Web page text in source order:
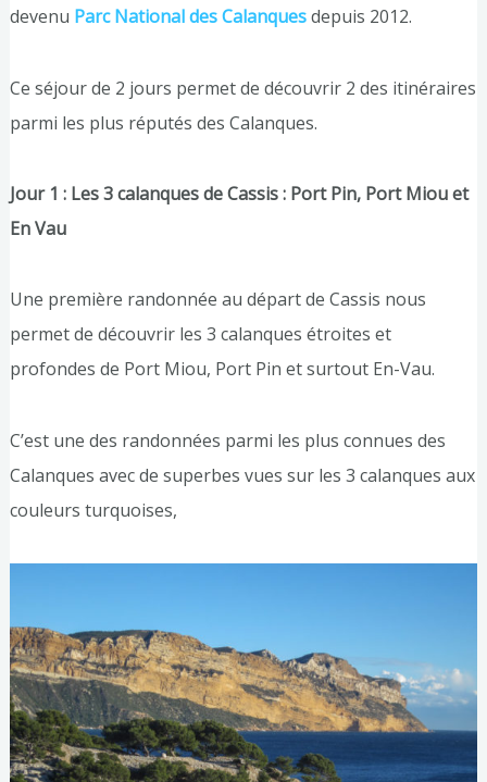
devenu Parc National des Calanquesdepuis 2012.
Ce séjour de 2 jours permet de découvrir 2 des itinéraires
parmi les plus réputés des Calanques.
Jour 1 : Les 3 calanques de Cassis : Port Pin, Port Miou et
En Vau
Une première randonnée au départ de Cassis nous
permet de découvrir les 3 calanques étroites et
profondes de Port Miou, Port Pin et surtout En-Vau.
C’est une des randonnées parmi les plus connues des
Calanques avec de superbes vues sur les 3 calanques aux
couleurs turquoises,